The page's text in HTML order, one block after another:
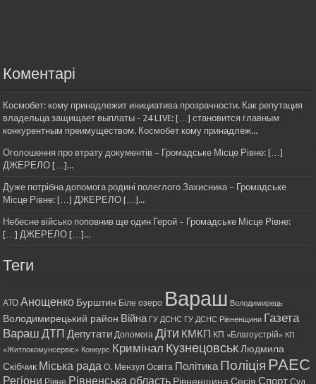
Коментарі
Космобет: кому принадлежит инициатива прозрачности. Как репутация
владельца защищает выплаты - 24 LIVE: […] становится главным
конкурентным преимуществом. Космобет кому принадлеж...
Оголошення про втрату документів – Громадське Місце Рівне: […]
ДЖЕРЕЛО […]...
Дуже потрібна допомога родині полеглого Захисника – Громадське
Місце Рівне: […] ДЖЕРЕЛО […]...
Небесне військо поповнив ще один Герой – Громадське Місце Рівне:
[…] ДЖЕРЕЛО […]...
Теги
АТО Анощенко Бурштин Біле озеро Вараш Володимирець
Володимирецький район Війна ГУ ДСНС ГУ ДСНС Рівненщини Газета
Вараш ДТП Депутати Допомога Діти КМКП КП «Благоустрій» КП
«Житлокомунсервіс» Конкурс Кримінал Кузнецовськ Людмила
Скібчик Міська рада О. Мензул Освіта ПолітикаПоліція РАЕС
Регіони Рівненська область Рівненщина Сесія Спорт